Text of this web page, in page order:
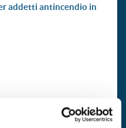
€ 170.00+ IVA